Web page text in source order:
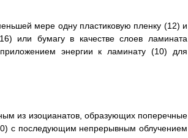
мере одну пластиковую пленку (12) и
или бумагу в качестве слоев ламината
энергии к ламинату (10) для
из изоцианатов, образующих поперечные
с последующим непрерывным облучением